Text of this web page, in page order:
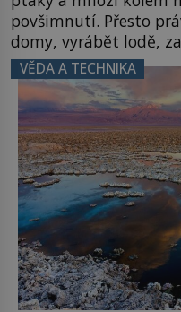
povšimnutí. Přesto
domy, vyrábět lodě,
inspiroval řadu
užitečná rostlina
Většina lidí vnímá
letního koupání.
VĚDA A TECHNIKA